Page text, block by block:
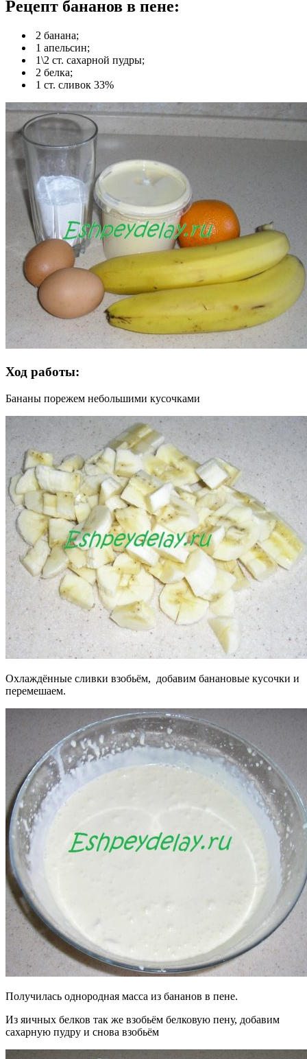
Рецепт бананов в пене:
2 банана;
1 апельсин;
1\2 ст. сахарной пудры;
2 белка;
1 ст. сливок 33%
Ход работы:
Бананы порежем небольшими кусочками
Охлаждённые сливки взобьём, добавим банановые кусочки и
перемешаем.
Получилась однородная масса из бананов в пене.
Из яичных белков так же взобьём белковую пену, добавим
сахарную пудру и снова взобьём